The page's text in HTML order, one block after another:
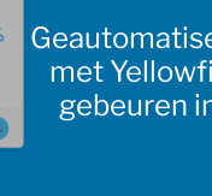
met
gebeuren